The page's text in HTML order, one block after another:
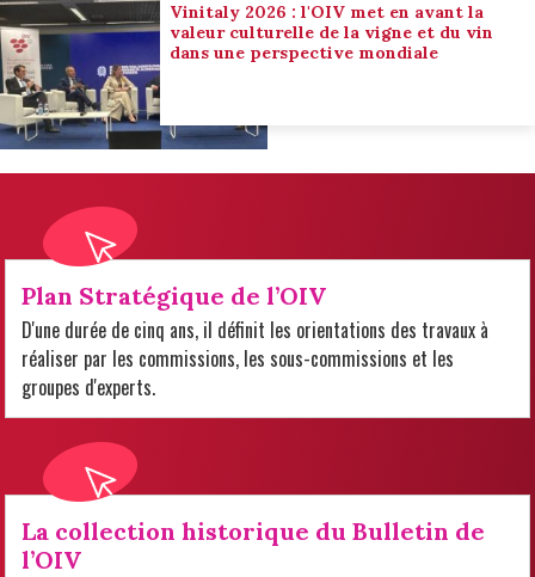
Vinitaly 2026 : l'OIV met en avant la
valeur culturelle de la vigne et du vin
dans une perspective mondiale
Plan Stratégique de l’OIV
D'une durée de cinq ans, il définit les orientations des travaux à
réaliser par les commissions, les sous-commissions et les
groupes d'experts.
La collection historique du Bulletin de
l’OIV